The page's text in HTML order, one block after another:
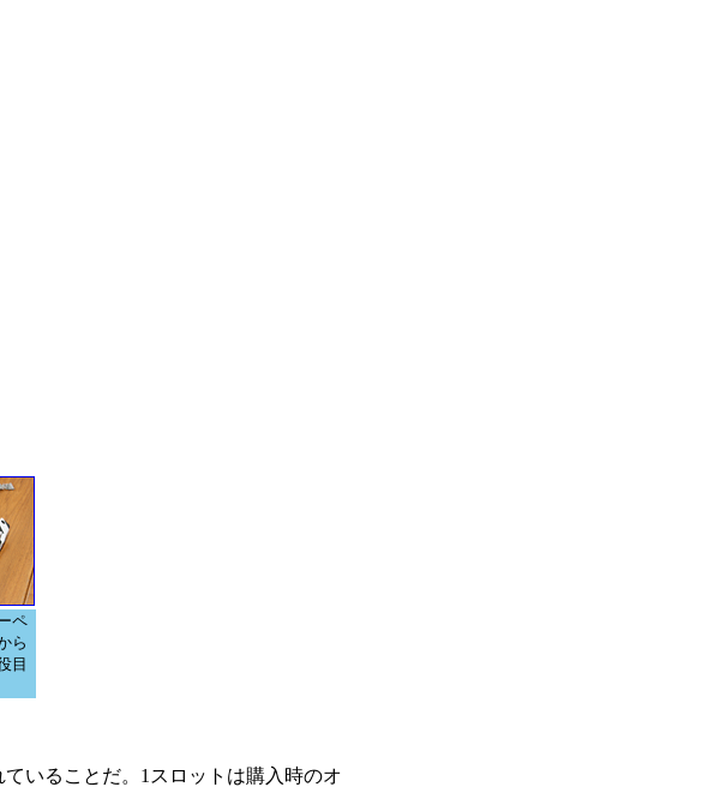
ペ
ら
目
いることだ。1スロットは購入時のオ